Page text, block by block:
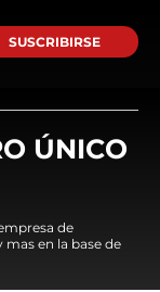
SUSCRIBIRSE
ÚNICO
de
en la base de